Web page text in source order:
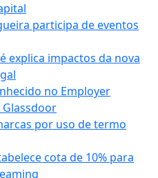
participa de eventos
explica impactos da nova
no Employer
por uso de termo
cota de 10% para